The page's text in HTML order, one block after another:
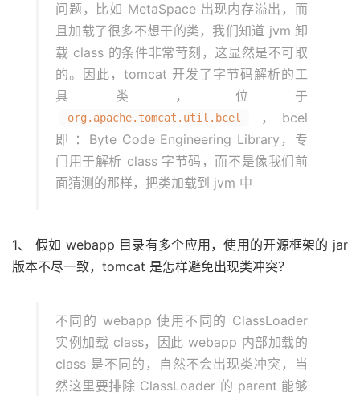
问题，比如 MetaSpace 出现内存溢出，而
且加载了很多不想干的类，我们知道 jvm 卸
载 class 的条件非常苛刻，这显然是不可取
的。因此，tomcat 开发了字节码解析的工
具类，位于
org.apache.tomcat.util.bcel
，bcel
即 ：Byte Code Engineering Library，专
门用于解析 class 字节码，而不是像我们前
面猜测的那样，把类加载到 jvm 中
1、 假如 webapp 目录有多个应用，使用的开源框架的 jar
版本不尽一致，tomcat 是怎样避免出现类冲突？
不同的 webapp 使用不同的 ClassLoader
实例加载 class，因此 webapp 内部加载的
class 是不同的，自然不会出现类冲突，当
然这里要排除 ClassLoader 的 parent 能够